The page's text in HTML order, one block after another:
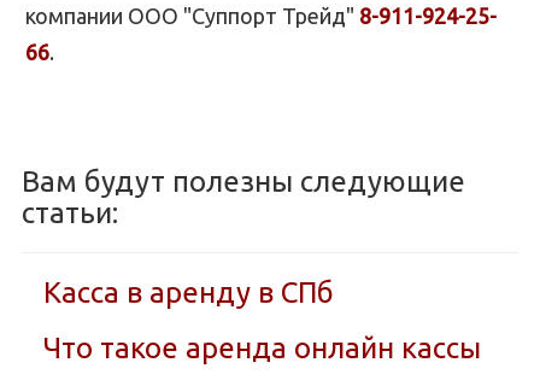
компании ООО "Суппорт Трейд" 8-911-924-25-
66.
Вам будут полезны следующие
статьи:
Касса в аренду в СПб
Что такое аренда онлайн кассы